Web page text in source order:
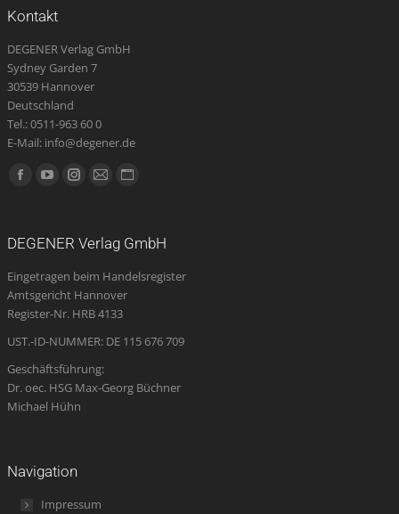
Kontakt
DEGENER Verlag GmbH
Sydney Garden 7
30539 Hannover
Deutschland
Tel.: 0511-963 60 0
E-Mail: info@degener.de
Finden Sie uns auf:
Facebook
new
window
YouTube
new
window
Instagram
new
window
E-
opens
in
new
Website
new
DEGENER Verlag GmbH
Eingetragen beim Handelsregister
Amtsgericht Hannover
Register-Nr. HRB 4133
UST.-ID-NUMMER: DE 115 676 709
Geschäftsführung:
Dr. oec. HSG Max-Georg Büchner
Michael Hühn
Navigation
Impressum